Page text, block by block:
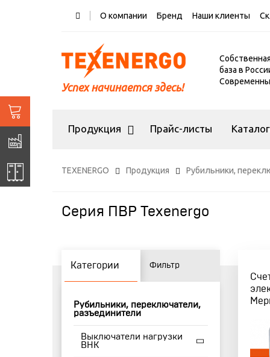
О компании Бренд Наши клиенты
Успех начинается здесь!
база в
Продукция Прайс-листы
TEXENERGO Продукция Рубильники,
Серия ПВР Texenergo
Категории Фильтр
Рубильники, переключатели,
разъединители
Выключатели нагрузки
ВНК